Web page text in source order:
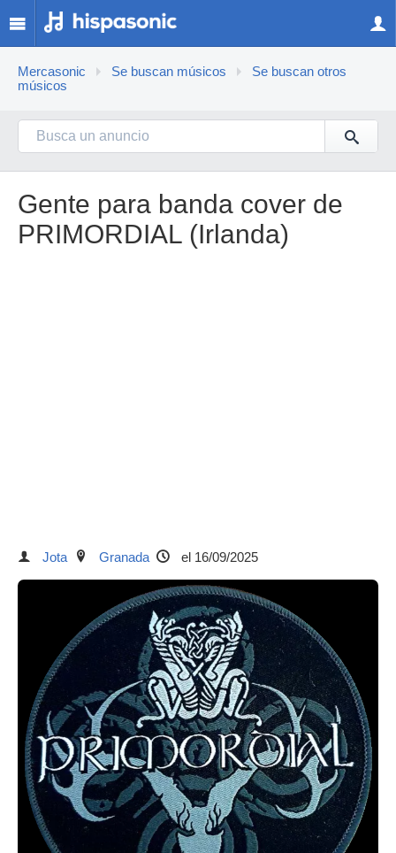
Mercasonic Se buscan músicos
Se buscan otros
músicos
Gente para banda cover de
PRIMORDIAL (Irlanda)
Jota Granada el 16/09/2025